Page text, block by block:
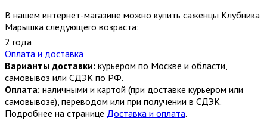
В нашем интернет-магазине можно купить саженцы Клубника
Марышка следующего возраста:
2 года
Оплата и доставка
Варианты доставки: курьером по Москве и области,
самовывоз или СДЭК по РФ.
Оплата: наличными и картой (при доставке курьером или
самовывозе), переводом или при получении в СДЭК.
Подробнее на странице Доставка и оплата.